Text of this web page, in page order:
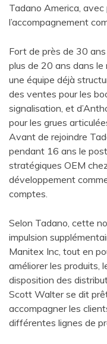
Tadano America,
l’accompagnement
Fort de près de 30
plus de 20 ans dans
une équipe déjà
des ventes pour les
signalisation, et
pour les grues
Avant de rejoindre
pendant 16 ans le
stratégiques OEM
développement
comptes.
Selon Tadano, cette
impulsion
Manitex Inc, tout en
améliorer les produits,
disposition des
Scott Walter se dit
accompagner les
différentes lignes de